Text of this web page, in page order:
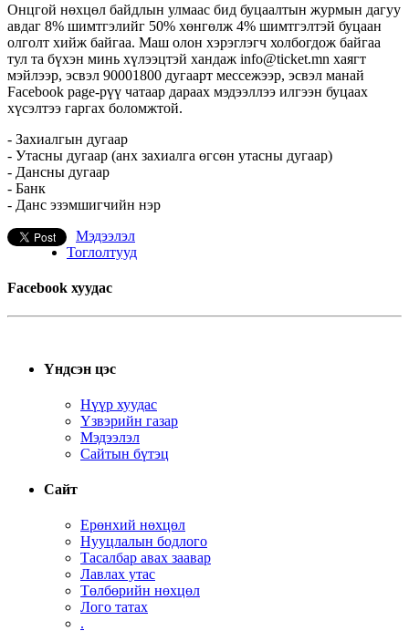
Онцгой нөхцөл байдлын улмаас бид буцаалтын журмын дагуу
авдаг 8% шимтгэлийг 50% хөнгөлж 4% шимтгэлтэй буцаан
олголт хийж байгаа. Маш олон хэрэглэгч холбогдож байгаа
тул та бүхэн минь хүлээцтэй хандаж info@ticket.mn хаягт
мэйлээр, эсвэл 90001800 дугаарт мессежээр, эсвэл манай
Facebook page-рүү чатаар дараах мэдээллээ илгээн буцаах
хүсэлтээ гаргах боломжтой.
- Захиалгын дугаар
- Утасны дугаар (анх захиалга өгсөн утасны дугаар)
- Дансны дугаар
- Банк
- Данс эзэмшигчийн нэр
Мэдээлэл
Тоглолтууд
Facebook хуудас
Үндсэн цэс
Нүүр хуудас
Үзвэрийн газар
Мэдээлэл
Сайтын бүтэц
Сайт
Ерөнхий нөхцөл
Нууцлалын бодлого
Тасалбар авах заавар
Лавлах утас
​Төлбөрийн нөхцөл
Лого татах
.